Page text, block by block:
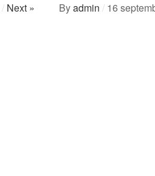
/ Next » Byadmin / 16